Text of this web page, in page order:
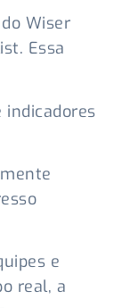
Wiser
Essa
indicadores
e
real, a